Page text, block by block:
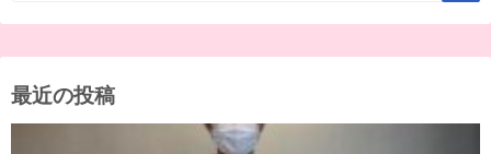
最近の投稿